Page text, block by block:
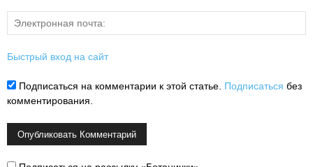
Быстрый вход на сайт
Подписаться на комментарии к этой статье. Подписаться без
комментирования.